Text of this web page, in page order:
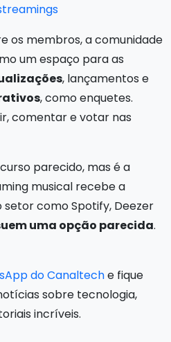
os membros, a comunidade
um espaço para as
, lançamentos e
, como enquetes.
comentar e votar nas
parecido, mas é a
musical recebe a
como Spotify, Deezer
uma opção parecida.
do Canalteche fique
sobre tecnologia,
incríveis.